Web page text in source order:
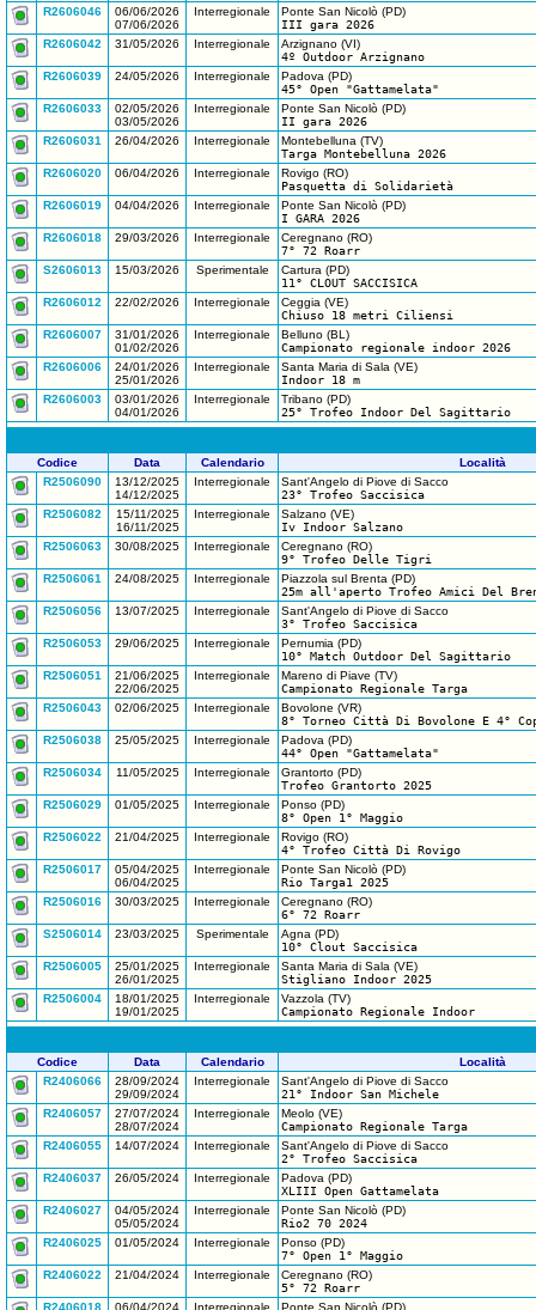
R2606046
06/06/2026
07/06/2026
Interregionale
Ponte San Nicolò (PD)
III gara 2026
R2606042
31/05/2026 Interregionale
Arzignano (VI)
4º Outdoor Arzignano
R2606039
24/05/2026 Interregionale
Padova (PD)
45° Open "Gattamelata"
R2606033
02/05/2026
03/05/2026
Interregionale
Ponte San Nicolò (PD)
II gara 2026
R2606031
26/04/2026 Interregionale
Montebelluna (TV)
Targa Montebelluna 2026
R2606020
06/04/2026 Interregionale
Rovigo (RO)
Pasquetta di Solidarietà
R2606019
04/04/2026 Interregionale
Ponte San Nicolò (PD)
I GARA 2026
R2606018
29/03/2026 Interregionale
Ceregnano (RO)
7° 72 Roarr
S2606013
15/03/2026 Sperimentale
Cartura (PD)
11° CLOUT SACCISICA
R2606012
22/02/2026 Interregionale
Ceggia (VE)
Chiuso 18 metri Ciliensi
R2606007
31/01/2026
01/02/2026
Interregionale
Belluno (BL)
Campionato regionale indoor 2026
R2606006
24/01/2026
25/01/2026
Interregionale
Santa Maria di Sala (VE)
Indoor 18 m
R2606003
03/01/2026
04/01/2026
Interregionale
Tribano (PD)
25° Trofeo Indoor Del Sagittario
Codice Data Calendario
Località
R2506090
13/12/2025
14/12/2025
Interregionale
Sant'Angelo di Piove di Sacco
23° Trofeo Saccisica
R2506082
15/11/2025
16/11/2025
Interregionale
Salzano (VE)
Iv Indoor Salzano
R2506063
30/08/2025 Interregionale
Ceregnano (RO)
9° Trofeo Delle Tigri
R2506061
24/08/2025 Interregionale
Piazzola sul Brenta (PD)
25m all'aperto Trofeo Amici Del
R2506056
13/07/2025 Interregionale
Sant'Angelo di Piove di Sacco
3° Trofeo Saccisica
R2506053
29/06/2025 Interregionale
Pernumia (PD)
10° Match Outdoor Del Sagittario
R2506051
21/06/2025
22/06/2025
Interregionale
Mareno di Piave (TV)
Campionato Regionale Targa
R2506043
02/06/2025 Interregionale
Bovolone (VR)
8° Torneo Città Di Bovolone E 4°
R2506038
25/05/2025 Interregionale
Padova (PD)
44° Open "Gattamelata"
R2506034
11/05/2025 Interregionale
Grantorto (PD)
Trofeo Grantorto 2025
R2506029
01/05/2025 Interregionale
Ponso (PD)
8° Open 1° Maggio
R2506022
21/04/2025 Interregionale
Rovigo (RO)
4° Trofeo Città Di Rovigo
R2506017
05/04/2025
06/04/2025
Interregionale
Ponte San Nicolò (PD)
Rio Targa1 2025
R2506016
30/03/2025 Interregionale
Ceregnano (RO)
6° 72 Roarr
S2506014
23/03/2025 Sperimentale
Agna (PD)
10° Clout Saccisica
R2506005
25/01/2025
26/01/2025
Interregionale
Santa Maria di Sala (VE)
Stigliano Indoor 2025
R2506004
18/01/2025
19/01/2025
Interregionale
Vazzola (TV)
Campionato Regionale Indoor
Codice Data Calendario
Località
R2406066
28/09/2024
29/09/2024
Interregionale
Sant'Angelo di Piove di Sacco
21° Indoor San Michele
R2406057
27/07/2024
28/07/2024
Interregionale
Meolo (VE)
Campionato Regionale Targa
R2406055
14/07/2024 Interregionale
Sant'Angelo di Piove di Sacco
2° Trofeo Saccisica
R2406037
26/05/2024 Interregionale
Padova (PD)
XLIII Open Gattamelata
R2406027
04/05/2024
05/05/2024
Interregionale
Ponte San Nicolò (PD)
Rio2 70 2024
R2406025
01/05/2024 Interregionale
Ponso (PD)
7° Open 1° Maggio
R2406022
21/04/2024 Interregionale
Ceregnano (RO)
5° 72 Roarr
R2406018
06/04/2024 Interregionale Ponte San Nicolò (PD)